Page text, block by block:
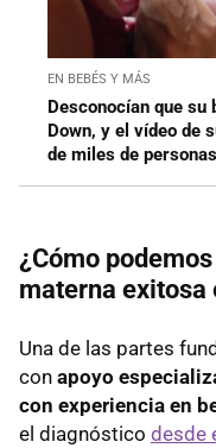
EN BEBÉS Y MÁS
Desconocían que su
Down, y el vídeo de
de miles de personas
¿Cómo
materna exitosa
Una de las partes
con apoyo
con experiencia en
el diagnóstico desde